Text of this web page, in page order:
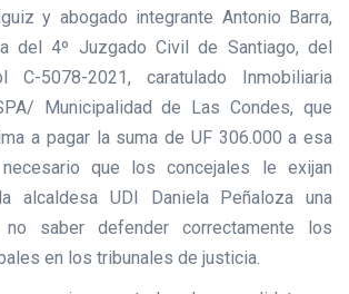
y abogado integrante Antonio Barra,
del 4º Juzgado Civil de Santiago, del
C-5078-2021, caratulado Inmobiliaria
Municipalidad de Las Condes, que
a pagar la suma de UF 306.000 a esa
que los concejales le exijan
alcaldesa UDI Daniela Peñaloza una
saber defender correctamente los
en los tribunales de justicia.